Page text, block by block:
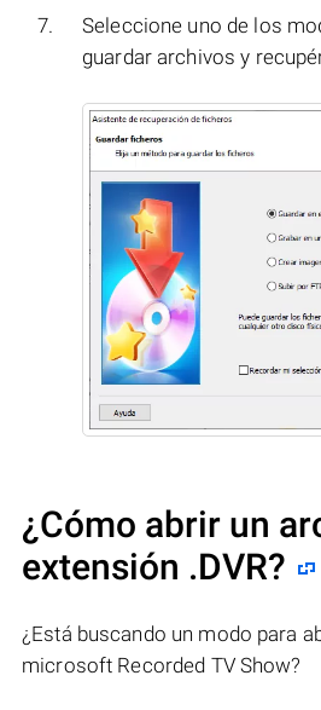
Seleccione uno de los
guardar archivos y
¿Cómo abrir un
extensión .DVR?
¿Está buscando un modo para
microsoft Recorded TV Show?